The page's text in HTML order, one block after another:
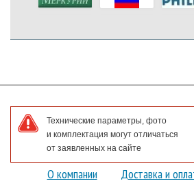
Технические параметры, фото
и комплектация могут отличаться
от заявленных на сайте
О компании Доставка и